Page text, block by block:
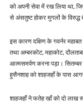
को अपनी सेवा में रख लिया था,
से अंसतुष्ट होकर मुगलों के विरुद्ध
इस कारण दक्षिण के गवर्नर
तथा अम्बरकोट, महाकोट,
आत्मसमर्पण करना पड़ा।
हुसैनशाह को शाहजहाँ के पास
शाहजहाँ ने फतेह खाँ को दो लाख